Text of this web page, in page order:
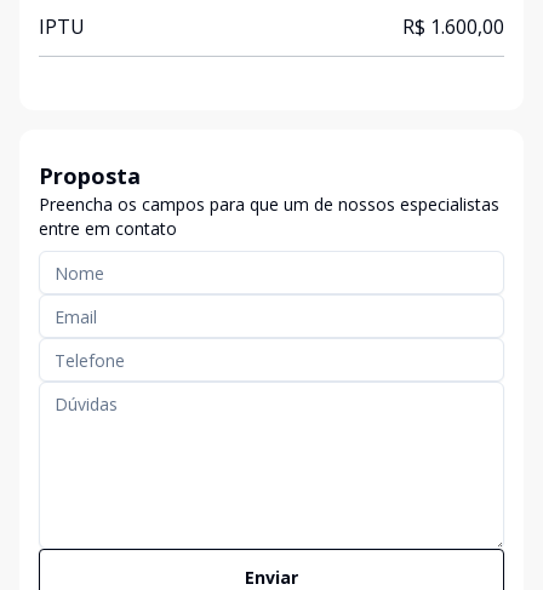
IPTU R$ 1.600,00
Proposta
Preencha os campos para que um de nossos especialistas
entre em contato
Enviar